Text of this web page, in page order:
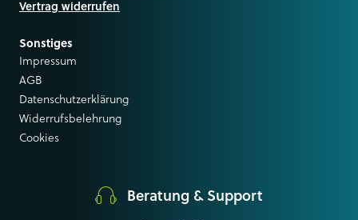
Vertrag widerrufen
Sonstiges
Impressum
AGB
Datenschutzerklärung
Widerrufsbelehrung
Cookies
Beratung & Support